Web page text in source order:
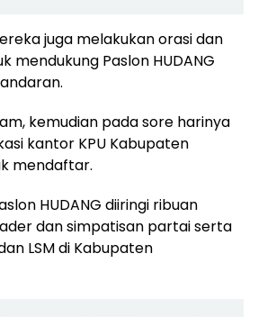
juga melakukan orasi dan
mendukung Paslon HUDANG
kemudian pada sore harinya
kantor KPU Kabupaten
mendaftar.
HUDANG diiringi ribuan
dan simpatisan partai serta
LSM di Kabupaten